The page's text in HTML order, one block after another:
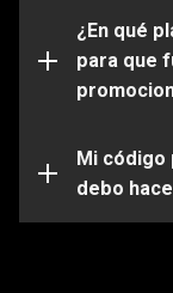
¿En qué
para que
funcionarán en
de iniciar
vinculada a la
Mi código
debo
Es posible que
problemas
equipo de